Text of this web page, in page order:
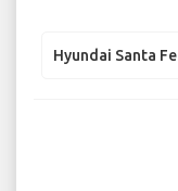
Hyundai Santa Fe